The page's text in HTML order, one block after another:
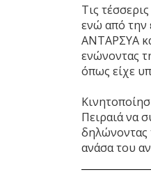
Τις
ενώ από την
ΑΝΤΑΡΣΥΑ
ενώνοντας
όπως είχε
Πειραιά να
δηλώνοντας
ανάσα του